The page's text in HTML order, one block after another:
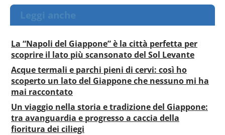
Leggi anche
La “Napoli del Giappone” è la città perfetta per
scoprire il lato più scansonato del Sol Levante
Acque termali e parchi pieni di cervi: così ho
scoperto un lato del Giappone che nessuno mi ha
mai raccontato
Un viaggio nella storia e tradizione del Giappone:
tra avanguardia e progresso a caccia della
fioritura dei ciliegi